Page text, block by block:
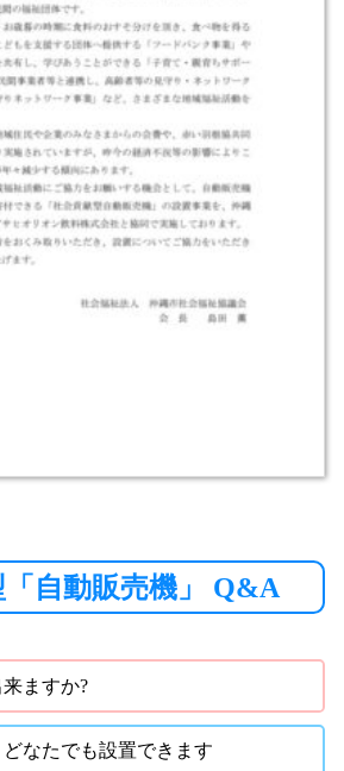
自動販売機」 Q&A
ますか?
なたでも設置できます